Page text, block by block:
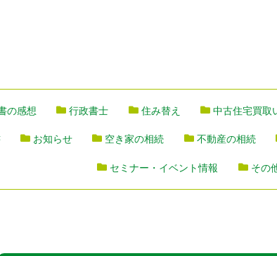
の感想 行政書士 住み替え 中古住宅買取
お知らせ 空き家の相続 不動産の相続
セミナー・イベント情報 その